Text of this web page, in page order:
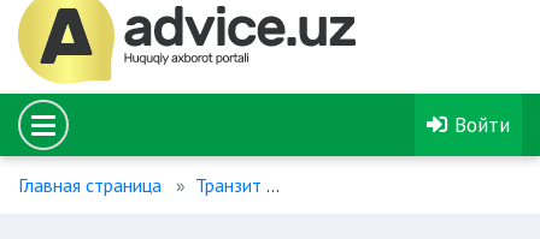
Войти
Главная страница Транзит